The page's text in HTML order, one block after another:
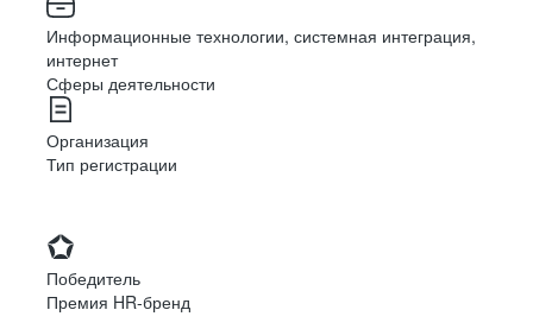
Информационные технологии, системная интеграция,
интернет
Сферы деятельности
Организация
Тип регистрации
Победитель
Премия HR-бренд